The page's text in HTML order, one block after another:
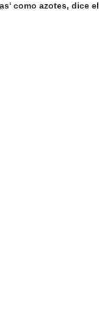
como azotes, dice el